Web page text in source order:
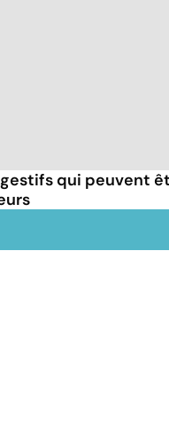
qui peuvent